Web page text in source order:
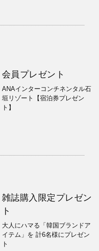
会員プレゼント
ANAインターコンチネンタル石
垣リゾート【宿泊券プレゼン
ト】
雑誌購入限定プレゼン
ト
大人にハマる「韓国ブランドア
イテム」を 計6名様にプレゼン
ト